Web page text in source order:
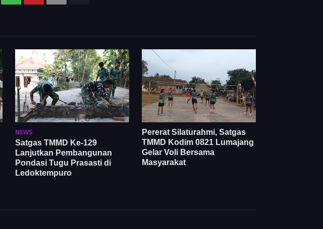
NEWS
Satgas TMMD Ke-129
Lanjutkan Pembangunan
Pondasi Tugu Prasasti di
Ledoktempuro
Pererat Silaturahmi, Satgas
TMMD Kodim 0821 Lumajang
Gelar Voli Bersama
Masyarakat